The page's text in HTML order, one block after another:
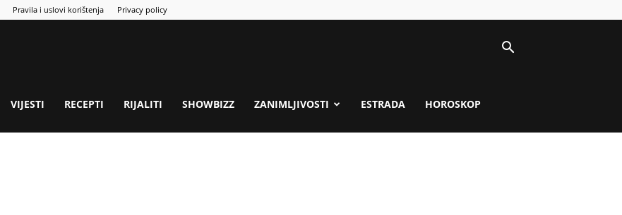
Pravila i uslovi korištenja Privacy policy
VIJESTI RECEPTI RIJALITI SHOWBIZZ ZANIMLJIVOSTI ESTRADA HOROSKOP